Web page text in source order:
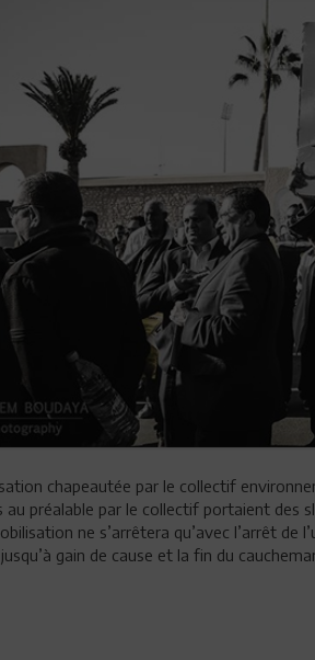
chapeautée par le collectif
au préalable par le collectif portaient des
ne s’arrêtera qu’avec l’arrêt de
gain de cause et la fin du